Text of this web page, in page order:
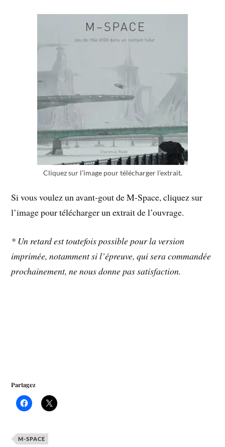
Cliquez sur l’image pour télécharger l’extrait.
Si vous voulez un avant-gout de M-Space, cliquez sur
l’image pour télécharger un extrait de l’ouvrage.
* Un retard est toutefois possible pour la version
imprimée, notamment si l’épreuve, qui sera commandée
prochainement, ne nous donne pas satisfaction.
Partagez
M-SPACE